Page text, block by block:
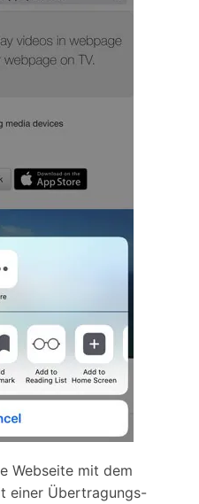
Webseite mit dem
einer Übertragungs-